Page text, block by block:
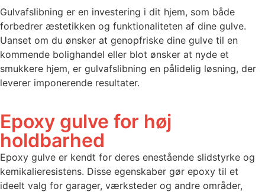
Gulvafslibning er en investering i dit hjem, som både
forbedrer æstetikken og funktionaliteten af dine gulve.
Uanset om du ønsker at genopfriske dine gulve til en
kommende bolighandel eller blot ønsker at nyde et
smukkere hjem, er gulvafslibning en pålidelig løsning, der
leverer imponerende resultater.
Epoxy gulve for høj
holdbarhed
Epoxy gulve er kendt for deres enestående slidstyrke og
kemikalieresistens. Disse egenskaber gør epoxy til et
ideelt valg for garager, værksteder og andre områder,